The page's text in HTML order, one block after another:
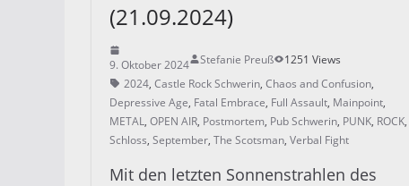
(21.09.2024)
9. Oktober 2024 Stefanie Preuß
1251 Views
2024, Castle Rock Schwerin, Chaos and Confusion,
Depressive Age, Fatal Embrace, Full Assault, Mainpoint,
METAL, OPEN AIR, Postmortem, Pub Schwerin, PUNK, ROCK,
Schloss, September, The Scotsman, Verbal Fight
Mit den letzten Sonnenstrahlen des